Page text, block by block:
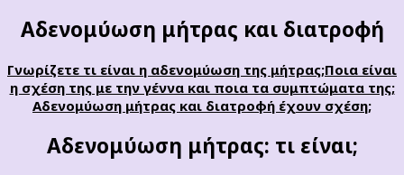
Αδενομύωση μήτρας και διατροφή
Γνωρίζετε τι είναι η αδενομύωση της μήτρας;Ποια είναι
η σχέση της με την γέννα και ποια τα συμπτώματα της;
Αδενομύωση μήτρας και διατροφή έχουν σχέση;
Αδενομύωση μήτρας: τι είναι;